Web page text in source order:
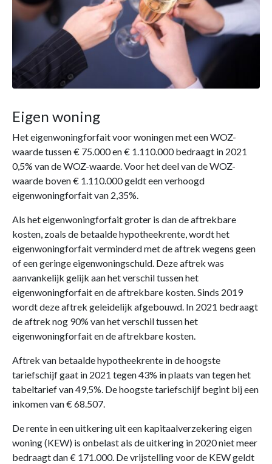
Eigen woning
Het eigenwoningforfait voor woningen met een WOZ-
waarde tussen € 75.000 en € 1.110.000 bedraagt in 2021
0,5% van de WOZ-waarde. Voor het deel van de WOZ-
waarde boven € 1.110.000 geldt een verhoogd
eigenwoningforfait van 2,35%.
Als het eigenwoningforfait groter is dan de aftrekbare
kosten, zoals de betaalde hypotheekrente, wordt het
eigenwoningforfait verminderd met de aftrek wegens geen
of een geringe eigenwoningschuld. Deze aftrek was
aanvankelijk gelijk aan het verschil tussen het
eigenwoningforfait en de aftrekbare kosten. Sinds 2019
wordt deze aftrek geleidelijk afgebouwd. In 2021 bedraagt
de aftrek nog 90% van het verschil tussen het
eigenwoningforfait en de aftrekbare kosten.
Aftrek van betaalde hypotheekrente in de hoogste
tariefschijf gaat in 2021 tegen 43% in plaats van tegen het
tabeltarief van 49,5%. De hoogste tariefschijf begint bij een
inkomen van € 68.507.
De rente in een uitkering uit een kapitaalverzekering eigen
woning (KEW) is onbelast als de uitkering in 2020 niet meer
bedraagt dan € 171.000. De vrijstelling voor de KEW geldt